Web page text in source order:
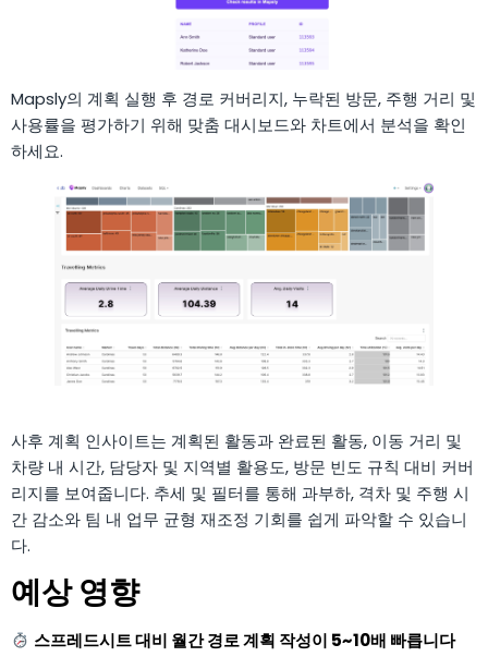
Mapsly의 계획 실행 후 경로 커버리지, 누락된 방문, 주행 거리 및
사용률을 평가하기 위해 맞춤 대시보드와 차트에서 분석을 확인
하세요.
사후 계획 인사이트는 계획된 활동과 완료된 활동, 이동 거리 및
차량 내 시간, 담당자 및 지역별 활용도, 방문 빈도 규칙 대비 커버
리지를 보여줍니다. 추세 및 필터를 통해 과부하, 격차 및 주행 시
간 감소와 팀 내 업무 균형 재조정 기회를 쉽게 파악할 수 있습니
다.
예상 영향
스프레드시트 대비 월간 경로 계획 작성이 5~10배 빠릅니다